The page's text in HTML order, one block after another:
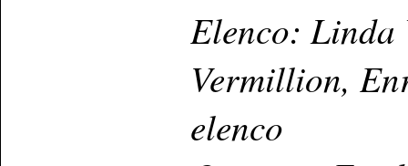
Elenco: Linda
Vermillion,
elenco